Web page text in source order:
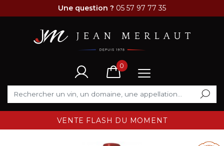
Une question ? 05 57 97 77 35
0
VENTE FLASH DU MOMENT